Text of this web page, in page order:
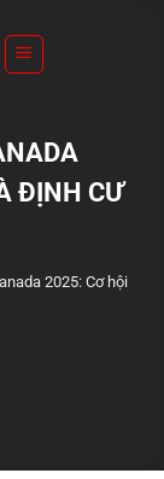
ĐỊNH CƯ
2025: Cơ hội